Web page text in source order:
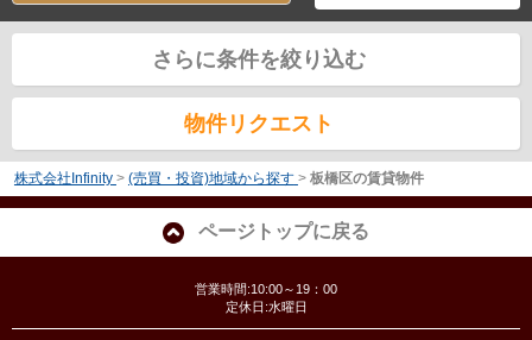
さらに条件を絞り込む
物件リクエスト
株式会社Infinity > (売買・投資)地域から探す > 板橋区の賃貸物件
ページトップに戻る
営業時間:10:00～19：00
定休日:水曜日